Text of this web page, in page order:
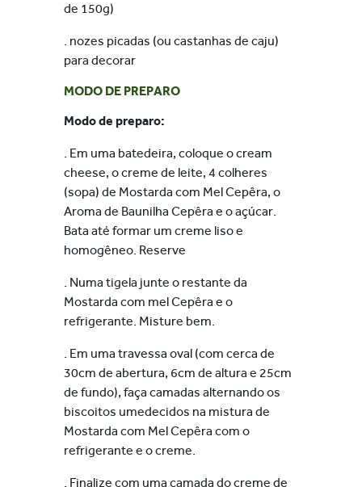
de 150g)
. nozes picadas (ou castanhas de caju)
para decorar
MODO DE PREPARO
Modo de preparo:
. Em uma batedeira, coloque o cream
cheese, o creme de leite, 4 colheres
(sopa) de Mostarda com Mel Cepêra, o
Aroma de Baunilha Cepêra e o açúcar.
Bata até formar um creme liso e
homogêneo. Reserve
. Numa tigela junte o restante da
Mostarda com mel Cepêra e o
refrigerante. Misture bem.
. Em uma travessa oval (com cerca de
30cm de abertura, 6cm de altura e 25cm
de fundo), faça camadas alternando os
biscoitos umedecidos na mistura de
Mostarda com Mel Cepêra com o
refrigerante e o creme.
. Finalize com uma camada do creme de